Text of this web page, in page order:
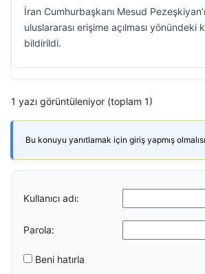
İran Cumhurbaşkanı Mesud
uluslararası erişime açılması yönündeki
bildirildi.
1 yazı görüntüleniyor (toplam 1)
Bu konuyu yanıtlamak için giriş yapmış
Kullanıcı adı:
Parola:
Beni hatırla